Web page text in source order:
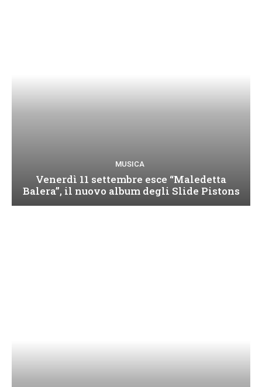
MUSICA
Venerdì 11 settembre esce “Maledetta
Balera”, il nuovo album degli Slide Pistons